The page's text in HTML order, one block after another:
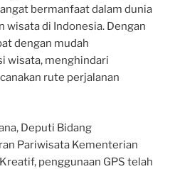
bermanfaat dalam dunia
wisata di Indonesia. Dengan
dengan mudah
wisata, menghindari
rute perjalanan
Deputi Bidang
Pariwisata Kementerian
penggunaan GPS telah